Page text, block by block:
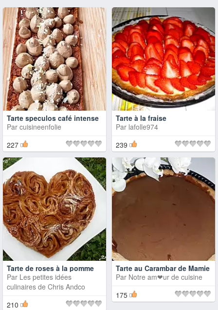
Tarte speculos café intense
Par cuisineenfolie
227
Tarte à la fraise
Par lafolle974
239
Tarte de roses à la pomme
Par Les petites idées
culinaires de Chris Andco
210
Tarte au Carambar de Mamie
Par Notre am❤ur de cuisine
175